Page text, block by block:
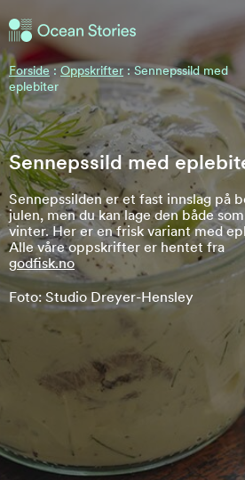
Ocean Stories
Ocean Stories
Forside : Oppskrifter : Sennepssild med
eplebiter
Sennepssild med
Sennepssilden er et fast innslag på
julen, men du kan lage den både
vinter. Her er en frisk variant med
Alle våre oppskrifter er hentet fra
godfisk.no
Foto: Studio Dreyer-Hensley